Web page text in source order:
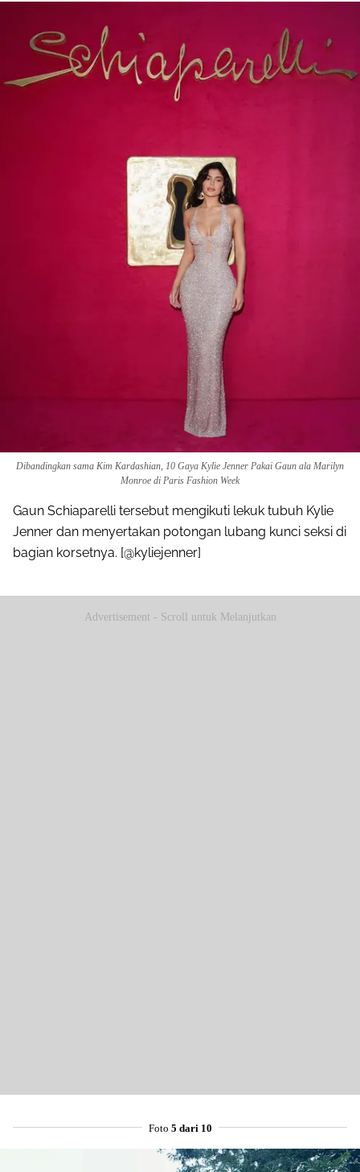
Dibandingkan sama Kim Kardashian, 10 Gaya Kylie Jenner Pakai Gaun ala Marilyn
Monroe di Paris Fashion Week
Gaun Schiaparelli tersebut mengikuti lekuk tubuh Kylie
Jenner dan menyertakan potongan lubang kunci seksi di
bagian korsetnya. [@kyliejenner]
Advertisement - Scroll untuk Melanjutkan
Foto 5 dari 10